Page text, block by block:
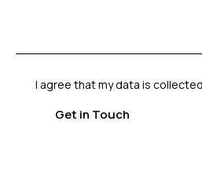
I agree that my data iscollected